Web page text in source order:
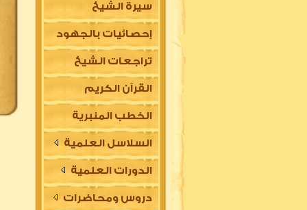
سيرة الشيخ
إحصائيات بالجهود
تراجعات الشيخ
القرآن الكريم
الخطب المنبرية
السلاسل العلمية
الدورات العلمية
دروس ومحاضرات